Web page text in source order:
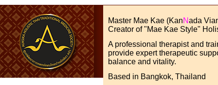
Master Mae Kae (KanNada
Creator of "Mae Kae Style"
A professional therapist and
provide expert therapeutic
balance and vitality.
Based in Bangkok, Thailand